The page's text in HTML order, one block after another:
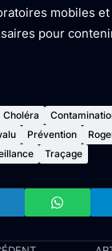
mobiles
pour
Choléra
Prévention
Traçage